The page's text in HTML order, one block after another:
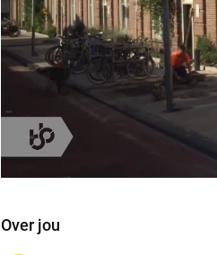
Selectie accepteren
Over jou